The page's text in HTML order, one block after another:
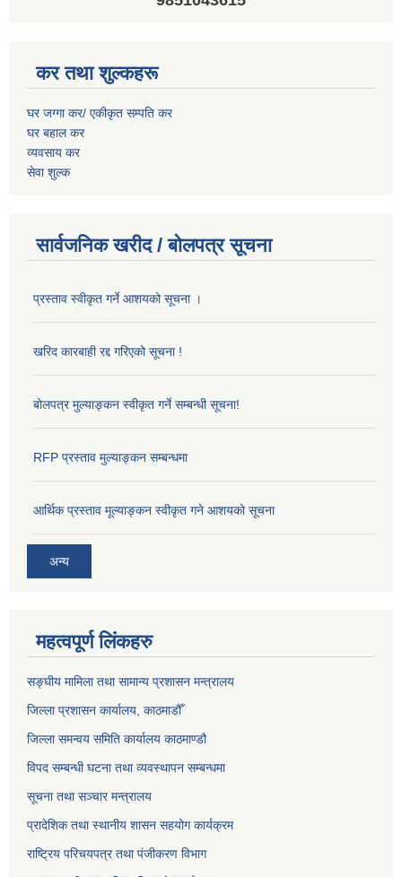
कर तथा शुल्कहरू
घर जग्गा कर/ एकीकृत सम्पति कर
घर बहाल कर
व्यवसाय कर
सेवा शुल्क
सार्वजनिक खरीद / बोलपत्र सूचना
प्रस्ताव स्वीकृत गर्ने आशयको सूचना ।
खरिद कारबाही रद्द गरिएको सूचना !
बोलपत्र मुल्याङ्कन स्वीकृत गर्ने सम्बन्धी सूचना!
RFP प्रस्ताव मुल्याङ्कन सम्बन्धमा
आर्थिक प्रस्ताव मूल्याङ्कन स्वीकृत गने आशयको सूचना
अन्य
महत्वपूर्ण लिंकहरु
सङ्‍घीय मामिला तथा सामान्य प्रशासन मन्त्रालय
जिल्ला प्रशासन कार्यालय, काठमाडौँ
जिल्ला समन्वय समिति कार्यालय काठमाण्ड‌ौ
विपद सम्बन्धी घटना तथा व्यवस्थापन सम्बन्धमा
सूचना तथा सञ्चार मन्त्रालय
प्रादेशिक तथा स्थानीय शासन सहयोग कार्यक्रम
राष्ट्रिय परिचयपत्र तथा पंजीकरण विभाग